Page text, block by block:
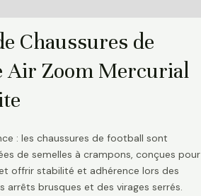
Chaussures de
Air Zoom Mercurial
: les chaussures de football sont
de semelles à crampons, conçues pour
offrir stabilité et adhérence lors des
arrêts brusques et des virages serrés.